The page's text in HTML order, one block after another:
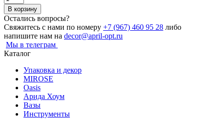
В корзину
Остались вопросы?
Свяжитесь с нами по номеру +7 (967) 460 95 28 либо
напишите нам на decor@april-opt.ru
Мы в телеграм
Каталог
Упаковка и декор
MIROSE
Oasis
Арида Хоум
Вазы
Инструменты